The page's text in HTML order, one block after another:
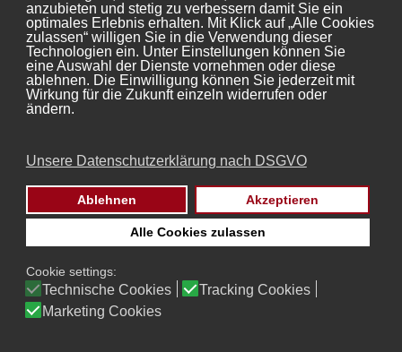
anzubieten und stetig zu verbessern damit Sie ein
optimales Erlebnis erhalten. Mit Klick auf „Alle Cookies
zulassen“ willigen Sie in die Verwendung dieser
Technologien ein. Unter Einstellungen können Sie
eine Auswahl der Dienste vornehmen oder diese
ablehnen. Die Einwilligung können Sie jederzeit mit
Wirkung für die Zukunft einzeln widerrufen oder
ändern.
Unsere Datenschutzerklärung nach DSGVO
Ablehnen Akzeptieren
Alle Cookies zulassen
Cookie settings:
Technische Cookies
Tracking Cookies
Marketing Cookies
https://tools.google.com/dlpage/gaoptout?hl=de
Mehr Informationen zum Umgang mit Nutzerdaten bei
Google Analytics finden Sie in der
Datenschutzerklärung von Google:
https://support.google.com/analytics/answer/6004245?
DEMOGRAFISCHE MERKMALE BEI GOOGLE
Diese Website nutzt die Funktion „demografische
Merkmale“ von Google Analytics, um den
Websitebesuchern passende Werbeanzeigen
innerhalb des Google-Werbenetzwerks anzeigen zu
können. Dadurch können Berichte erstellt werden, die
Aussagen zu Alter, Geschlecht und Interessen der
Seitenbesucher enthalten. Diese Daten stammen aus